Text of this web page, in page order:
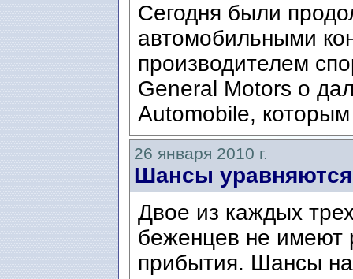
Сегодня были
автомобильными
производителем
General Motors о
Automobile,
26 января 2010 г.
Шансы уравняются
Двое из каждых
беженцев не имеют
прибытия. Шансы